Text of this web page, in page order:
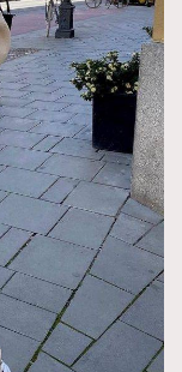
FigaroAesthetic